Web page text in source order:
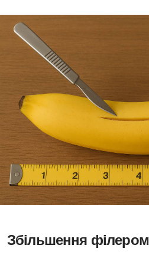
Збільшення філером